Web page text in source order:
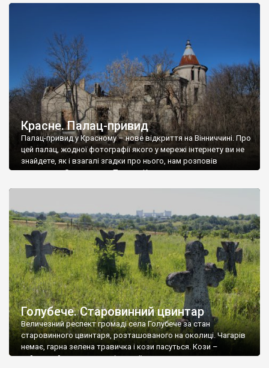
Красне. Палац-привид
Палац-привид у Красному – нове відкриття на Вінниччині. Про
цей палац, жодної фотографії якого у мережі інтернету ви не
знайдете, як і взагалі згадки про нього, нам розповів
мешканець Самгородка. Палац у Красному вразив не лише
Голубече. Старовинний цвинтар
Величезний респект громаді села Голубече за стан
старовинного цвинтаря, розташованого на околиці. Чагарів
немає, гарна зелена травичка і кози пасуться. Кози –
найкращий регулятор шкідливої, для старих кладовищ,